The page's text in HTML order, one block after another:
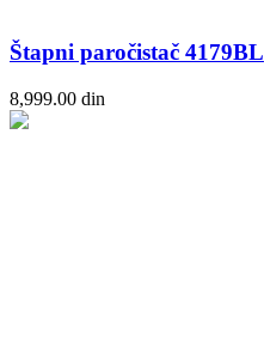
Štapni paročistač 4179BL
8,999.00 din